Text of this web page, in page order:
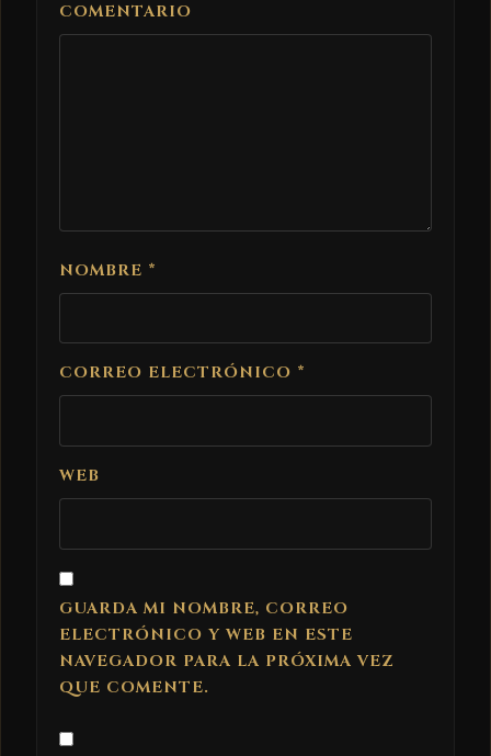
COMENTARIO
NOMBRE *
CORREO ELECTRÓNICO *
WEB
GUARDA MI NOMBRE, CORREO
ELECTRÓNICO Y WEB EN ESTE
NAVEGADOR PARA LA PRÓXIMA VEZ
QUE COMENTE.